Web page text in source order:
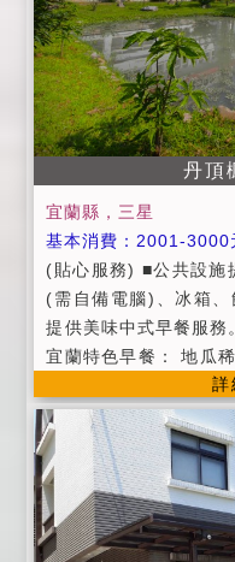
房型人數進住,如需加
境,室內禁菸(包含浴
寵物。 。為維護住宿
互尊重住宿空間上的
品請自行保管;如有遺
壞或攜出屋內用品及
照價賠償。 。客廳為
過後請降低音量,並避
提供烤肉。 。入住人數
丹頂
宜蘭縣，三星
基本消費：2001-3000
(貼心服務) ■公共設施
(需自備電腦)、冰箱
提供美味中式早餐服
宜蘭特色早餐： 地瓜
三星蔥蛋、特色宜蘭
等。 ■附設便利停車
站接送服務。(需事先
都客運、噶瑪蘭客運
賞鯨、登龜山島服務
午15:00以後；退房
詳